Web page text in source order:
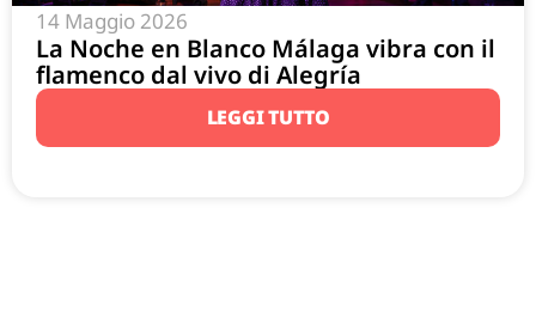
14 Maggio 2026
La Noche en Blanco Málaga vibra con il
flamenco dal vivo di Alegría
LEGGI TUTTO